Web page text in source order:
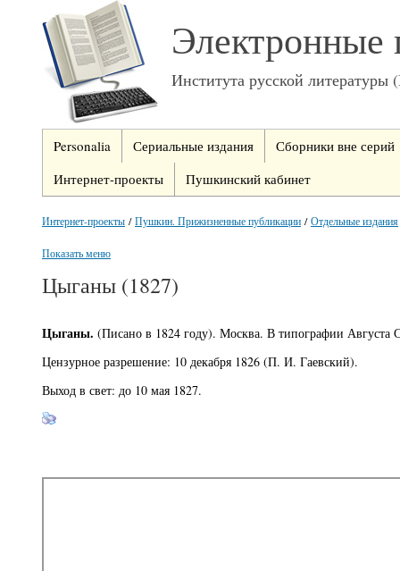
Электронные
Института русской
Personalia Сериальные издания
Сборники вне серий
Интернет-проекты
Пушкинский кабинет
Интернет-проекты /Пушкин. Прижизненные публикации /Отдельные издания
Показать меню
Цыганы (1827)
Цыганы. (Писано в 1824 году). Москва. В типографии
Цензурное разрешение: 10 декабря 1826 (П. И. Гаевский).
Выход в свет: до 10 мая 1827.